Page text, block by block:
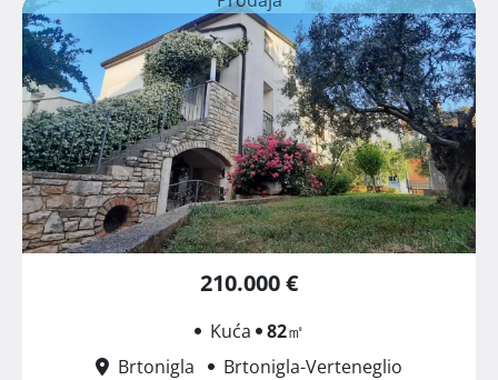
210.000 €
Kuća 82㎡
Brtonigla
Brtonigla-Verteneglio